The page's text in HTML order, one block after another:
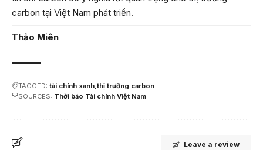
carbon tại Việt Nam phát triển.
Thảo Miên
TAGGED: tài chính xanh thị trường carbon
SOURCES: Thời báo Tài chính Việt Nam
Leave a review